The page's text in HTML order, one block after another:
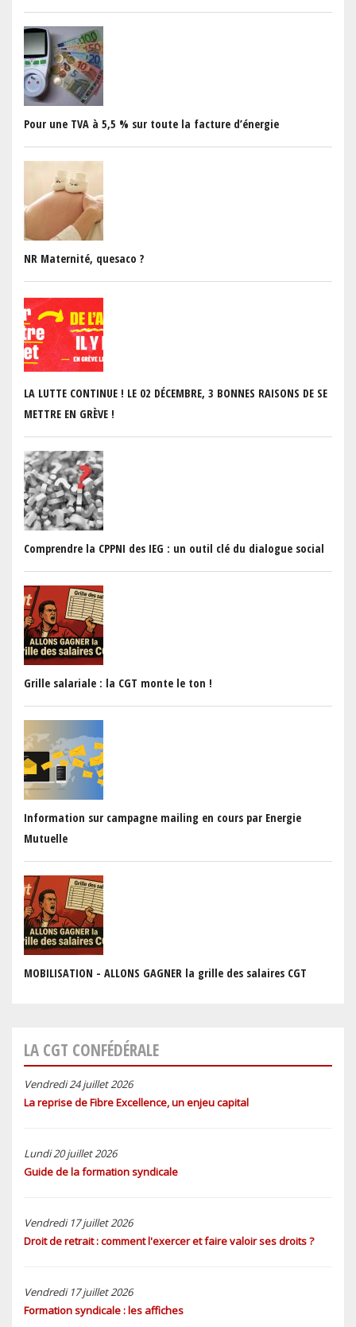
Pour une TVA à 5,5 % sur toute la facture d’énergie
NR Maternité, quesaco ?
LA LUTTE CONTINUE ! LE 02 DÉCEMBRE, 3 BONNES RAISONS DE SE
METTRE EN GRÈVE !
Comprendre la CPPNI des IEG : un outil clé du dialogue social
Grille salariale : la CGT monte le ton !
Information sur campagne mailing en cours par Energie
Mutuelle
MOBILISATION - ALLONS GAGNER la grille des salaires CGT
LA CGT CONFÉDÉRALE
Vendredi 24 juillet 2026
La reprise de Fibre Excellence, un enjeu capital
Lundi 20 juillet 2026
Guide de la formation syndicale
Vendredi 17 juillet 2026
Droit de retrait : comment l'exercer et faire valoir ses droits ?
Vendredi 17 juillet 2026
Formation syndicale : les affiches